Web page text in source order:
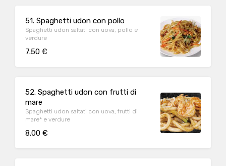
51. Spaghetti udon con pollo
Spaghetti udon saltati con uova, pollo e
verdure
7.50 €
52. Spaghetti udon con frutti di
mare
Spaghetti udon saltati con uova, frutti di
mare* e verdure
8.00 €